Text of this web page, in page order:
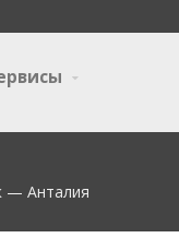
— Анталия